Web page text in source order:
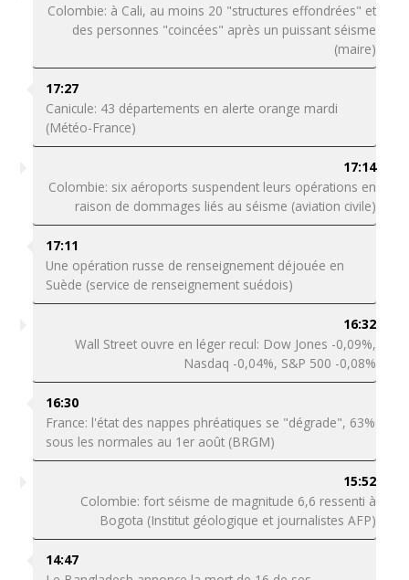
Colombie: à Cali, au moins 20 "structures effondrées" et
des personnes "coincées" après un puissant séisme
(maire)
17:27
Canicule: 43 départements en alerte orange mardi
(Météo-France)
17:14
Colombie: six aéroports suspendent leurs opérations en
raison de dommages liés au séisme (aviation civile)
17:11
Une opération russe de renseignement déjouée en
Suède (service de renseignement suédois)
16:32
Wall Street ouvre en léger recul: Dow Jones -0,09%,
Nasdaq -0,04%, S&P 500 -0,08%
16:30
France: l'état des nappes phréatiques se "dégrade", 63%
sous les normales au 1er août (BRGM)
15:52
Colombie: fort séisme de magnitude 6,6 ressenti à
Bogota (Institut géologique et journalistes AFP)
14:47